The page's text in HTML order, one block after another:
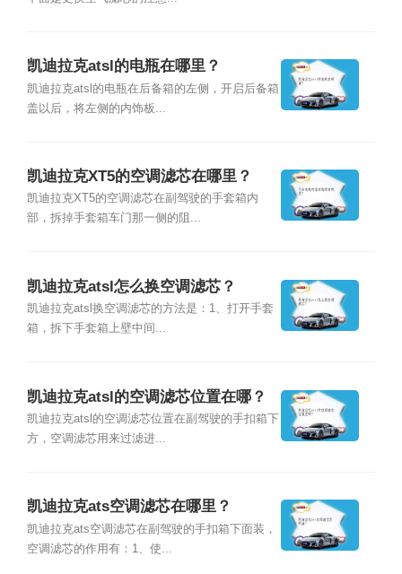
凯迪拉克atsl的电瓶在哪里？
凯迪拉克atsl的电瓶在后备箱的左侧，开启后备箱
盖以后，将左侧的内饰板...
凯迪拉克XT5的空调滤芯在哪里？
凯迪拉克XT5的空调滤芯在副驾驶的手套箱内
部，拆掉手套箱车门那一侧的阻...
凯迪拉克atsl怎么换空调滤芯？
凯迪拉克atsl换空调滤芯的方法是：1、打开手套
箱，拆下手套箱上壁中间...
凯迪拉克atsl的空调滤芯位置在哪？
凯迪拉克atsl的空调滤芯位置在副驾驶的手扣箱下
方，空调滤芯用来过滤进...
凯迪拉克ats空调滤芯在哪里？
凯迪拉克ats空调滤芯在副驾驶的手扣箱下面装，
空调滤芯的作用有：1、使...